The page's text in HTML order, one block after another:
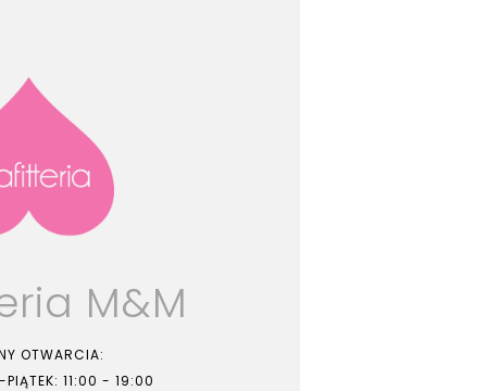
M&M
OTWARCIA:
PIĄTEK: 11:00 - 19:00